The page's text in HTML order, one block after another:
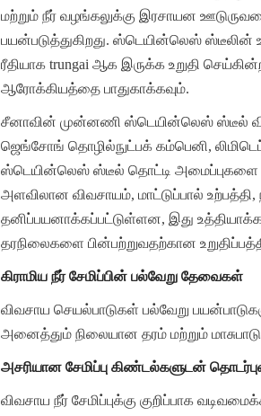
மற்றும் நீர் வழங்கலுக்கு இரசாயன
பயன்படுத்துகிறது. ஸ்டெயின்லெஸ் ஸ்டீலின்
ரீதியாக trungai ஆக இருக்க உறுதி
ஆரோக்கியத்தை பாதுகாக்கவும்.
சீனாவின் முன்னணி ஸ்டெயின்லெஸ் ஸ்டீல்
ஜெங்சோங் தொழில்நுட்பக் கம்பெனி,
ஸ்டெயின்லெஸ் ஸ்டீல் தொட்டி அமைப்புகளை
அளவிலான விவசாயம், மாட்டுப்பால்
தனிப்பயனாக்கப்பட்டுள்ளன, இது
தரநிலைகளை பின்பற்றுவதற்கான
கிராமிய நீர் சேமிப்பின் பல்வேறு தேவைகள்
விவசாய செயல்பாடுகள் பல்வேறு
அனைத்தும் நிலையான தரம் மற்றும்
அசரியான சேமிப்பு கிண்டல்களுடன்
விவசாய நீர் சேமிப்புக்கு குறிப்பாக